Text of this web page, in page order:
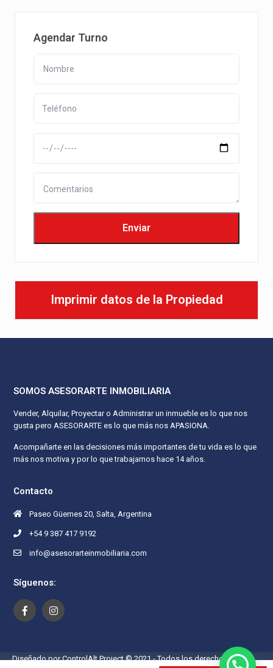
Agendar Turno
Imprimir datos de la Propiedad
SOMOS ASESORARTE INMOBILIARIA
Vender, Alquilar, Proyectar o Administrar un inmueble es lo que nos
gusta pero ASESORARTE es lo que más nos APASIONA.
Acompañarte en las decisiones más importantes de tu vida es lo que
más nos motiva y por lo que trabajamos hace 14 años.
Contacto
Paseo Güemes 20, Salta, Argentina
+54 9 387 417 9192
info@asesorarteinmobiliaria.com
Síguenos:
Diseñado por ControlAlt Project © 2021 - Todos los derechos